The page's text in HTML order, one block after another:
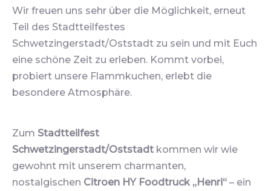
Wir freuen uns sehr über die Möglichkeit, erneut
Teil des Stadtteilfestes
Schwetzingerstadt/Oststadt zu sein und mit Euch
eine schöne Zeit zu erleben. Kommt vorbei,
probiert unsere Flammkuchen, erlebt die
besondere Atmosphäre.
Zum Stadtteilfest
Schwetzingerstadt/Oststadt kommen wir wie
gewohnt mit unserem charmanten,
nostalgischen Citroen HY Foodtruck „Henri“ – ein